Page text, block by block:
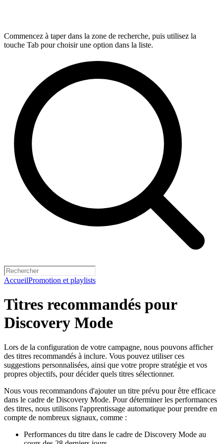
Commencez à taper dans la zone de recherche, puis utilisez la
touche Tab pour choisir une option dans la liste.
AccueilPromotion et playlists
Titres recommandés pour
Discovery Mode
Lors de la configuration de votre campagne, nous pouvons afficher
des titres recommandés à inclure. Vous pouvez utiliser ces
suggestions personnalisées, ainsi que votre propre stratégie et vos
propres objectifs, pour décider quels titres sélectionner.
Nous vous recommandons d'ajouter un titre prévu pour être efficace
dans le cadre de Discovery Mode. Pour déterminer les performances
des titres, nous utilisons l'apprentissage automatique pour prendre en
compte de nombreux signaux, comme :
Performances du titre dans le cadre de Discovery Mode au